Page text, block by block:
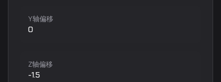
Y轴偏移
0
Z轴偏移
-1.5